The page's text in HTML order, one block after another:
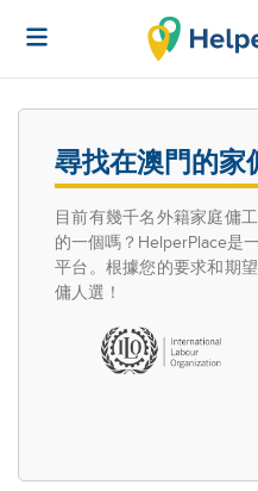
尋找在澳門的家
目前有幾千名外籍家庭傭
的一個嗎？HelperPlace是
平台。根據您的要求和期
傭人選！